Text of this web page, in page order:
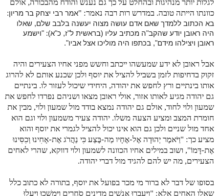
לגלות יותר מנהיגות ובהחלט על כך גם נענש והודח מהבכורה, אולם
כוונתו הייתה טובה. במדרש רות רבה נאמר: "אמר רבי יצחק בר מריון:
בא הכתוב ללמדך שאם אדם עושה מצוה יעשנה בלבב שלם, שאלו
היה ראובן יודע שהקב"ה מכתיב עליו (בראשית ל"ז, כ"א): "וישמע
ראובן ויצילהו מידם", בכתפו היה מוליכו אצל אביו".
אבל ראובן לא ידע שמעשהו ייכתב וחשש מפני אחיו הצעירים והיה
זקוק בדחיפות לזמן בשביל להציל את יוסף ולכן שכנע אותם לא להרוג
אותו בינתיים ורץ לחפש את יהודה, היחידי שיכול לעזור לו. בינתיים
גם יהודה מגיע לאותו אזור, אולי ראובן מצאו ושניהם נפרדו לחפש את
שמעון ולוי לחוד, אולם גם יהודה נמצא בודד מול שמעון ולוי, מבין את
חומרת המצב ומציע הצעה משלו. יהודה צעיר משמעון ולוי וגם הוא
אחד מול שניים ולכן גם הוא אינו יכול להציל לגמרי את יוסף והוא
מציע כך: "וַיֹּאמֶר יְהוּדָה אֶל-אֶחָיו מַה-בֶּצַע כִּי נַהֲרֹג אֶת-אָחִינוּ וְכִסִּינוּ
אֶת-דָּמוֹ", ושוב במילים אחיו הכוונה לשמעון ולוי דווקא, שהרי לאחים
הצעירים, מה יש להם להגיד מול דברי יהודה.
בסופו של דבר לא ברור מי מכר בפועל את יוסף, בתורה לא כתוב כלל
שאלו האחים אלא: "וַיַּעַבְרוּ אֲנָשִׁים מִדְיָנִים סֹחֲרִים וַיִּמְשְׁכוּ וַיַּעֲלוּ